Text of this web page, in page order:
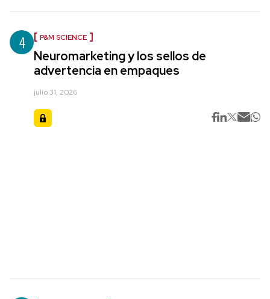
4 P&M SCIENCE
Neuromarketing y los sellos de
advertencia en empaques
julio 31, 2026